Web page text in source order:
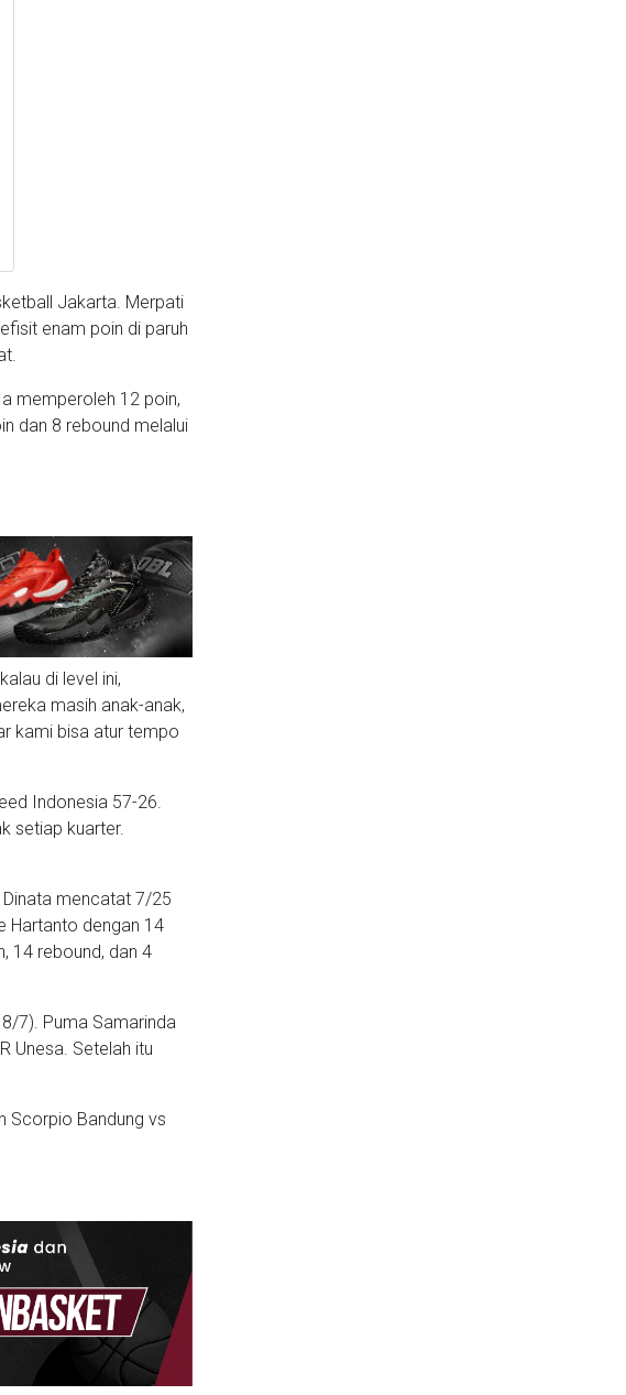
Jakarta. Merpati
enam poin di paruh
memperoleh 12 poin,
dan 8 rebound melalui
di level ini,
masih anak-anak,
kami bisa atur tempo
Indonesia 57-26.
setiap kuarter.
mencatat 7/25
Hartanto dengan 14
14 rebound, dan 4
7). Puma Samarinda
Unesa. Setelah itu
Scorpio Bandung vs